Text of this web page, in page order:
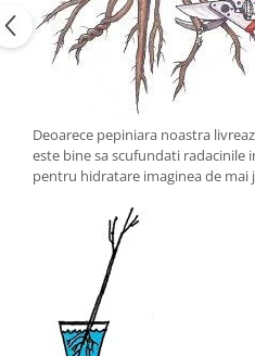
Deoarece pepiniara noastra
este bine sa scufundati radacinile
pentru hidratare imaginea de mai